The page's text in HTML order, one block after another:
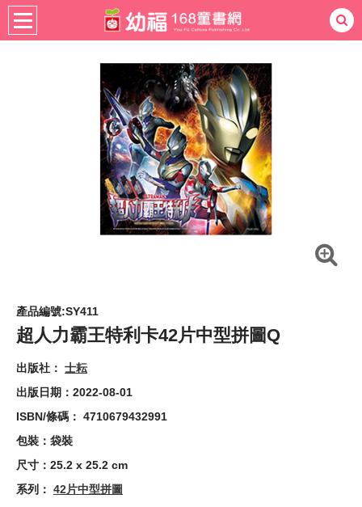
熱門：忍者兔ㄅㄆㄇ學習
手指按按拼圖練習本積木
3D立體書 繪本讀本
書籍分齡 適用年齡 4-6歲
產品編號:SY411
超人力霸王特利卡42片中型拼圖Q
出版社： 士耘
出版日期：2022-08-01
ISBN/條碼： 4710679432991
包裝：袋裝
尺寸：25.2 x 25.2 cm
系列： 42片中型拼圖